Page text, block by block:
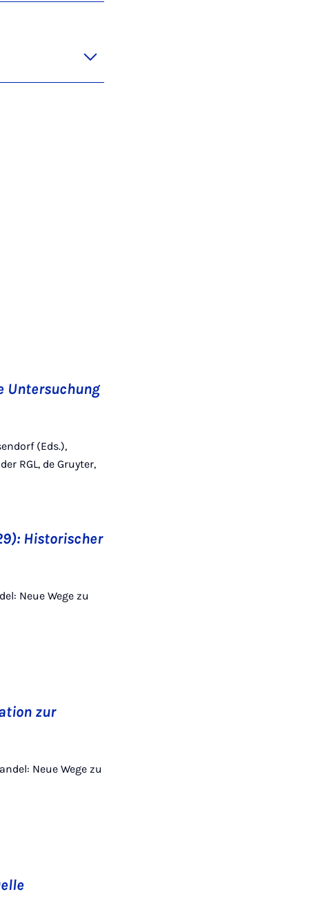
Untersuchung
(Eds.),
RGL, de Gruyter,
Historischer
Neue Wege zu
zur
Neue Wege zu